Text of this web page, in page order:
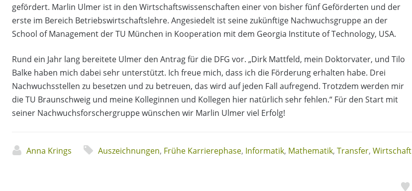
gefördert. Marlin Ulmer ist in den Wirtschaftswissenschaften einer von bisher fünf Geförderten und der
erste im Bereich Betriebswirtschaftslehre. Angesiedelt ist seine zukünftige Nachwuchsgruppe an der
School of Management der TU München in Kooperation mit dem Georgia Institute of Technology, USA.
Rund ein Jahr lang bereitete Ulmer den Antrag für die DFG vor. „Dirk Mattfeld, mein Doktorvater, und Tilo
Balke haben mich dabei sehr unterstützt. Ich freue mich, dass ich die Förderung erhalten habe. Drei
Nachwuchsstellen zu besetzen und zu betreuen, das wird auf jeden Fall aufregend. Trotzdem werden mir
die TU Braunschweig und meine Kolleginnen und Kollegen hier natürlich sehr fehlen.“ Für den Start mit
seiner Nachwuchsforschergruppe wünschen wir Marlin Ulmer viel Erfolg!
Anna Krings Auszeichnungen, Frühe Karrierephase, Informatik, Mathematik, Transfer, Wirtschaft